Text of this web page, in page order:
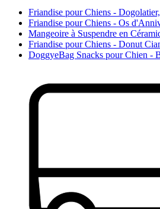
Friandise pour Chiens -
Friandise pour Chiens - Os
Mangeoire à Suspendre en
Friandise pour Chiens - Donut
DoggyeBag Snacks pour Chien -